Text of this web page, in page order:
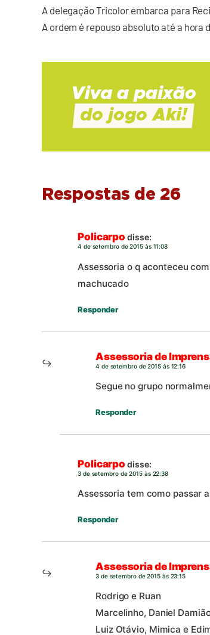
A delegação Tricolor embarca para
A ordem é repouso absoluto até a hora
Respostas de 26
Policarpo disse:
4 de setembro de 2015 às 11:08
Assessoria o q aconteceu
machucado
Responder
Assessoria de
4 de setembro de 2015 às 12:16
Segue no grupo
Responder
Policarpo disse:
3 de setembro de 2015 às 22:38
Assessoria tem como passar
Responder
Assessoria de
3 de setembro de 2015 às 23:15
Rodrigo e Ruan
Marcelinho, Daniel
Luiz Otávio, Mimica e